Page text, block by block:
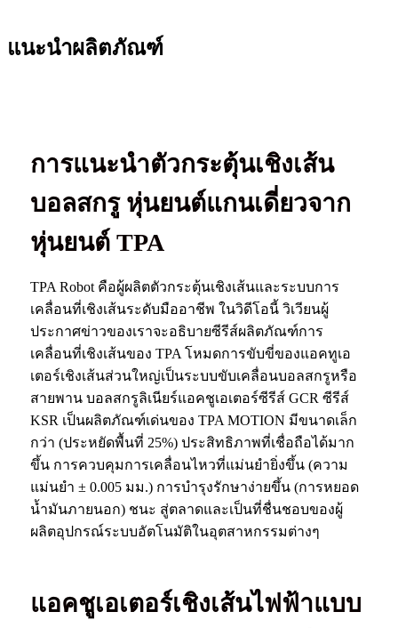
แนะนำผลิตภัณฑ์
การแนะนำตัวกระตุ้นเชิงเส้น
บอลสกรู หุ่นยนต์แกนเดี่ยวจาก
หุ่นยนต์ TPA
TPA Robot คือผู้ผลิตตัวกระตุ้นเชิงเส้นและระบบการ
เคลื่อนที่เชิงเส้นระดับมืออาชีพ ในวิดีโอนี้ วิเวียนผู้
ประกาศข่าวของเราจะอธิบายซีรีส์ผลิตภัณฑ์การ
เคลื่อนที่เชิงเส้นของ TPA โหมดการขับขี่ของแอคทูเอ
เตอร์เชิงเส้นส่วนใหญ่เป็นระบบขับเคลื่อนบอลสกรูหรือ
สายพาน บอลสกรูลิเนียร์แอคชูเอเตอร์ซีรีส์ GCR ซีรีส์
KSR เป็นผลิตภัณฑ์เด่นของ TPA MOTION มีขนาดเล็ก
กว่า (ประหยัดพื้นที่ 25%) ประสิทธิภาพที่เชื่อถือได้มาก
ขึ้น การควบคุมการเคลื่อนไหวที่แม่นยำยิ่งขึ้น (ความ
แม่นยำ ± 0.005 มม.) การบำรุงรักษาง่ายขึ้น (การหยอด
น้ำมันภายนอก) ชนะ สู่ตลาดและเป็นที่ชื่นชอบของผู้
ผลิตอุปกรณ์ระบบอัตโนมัติในอุตสาหกรรมต่างๆ
แอคชูเอเตอร์เชิงเส้นไฟฟ้าแบบ